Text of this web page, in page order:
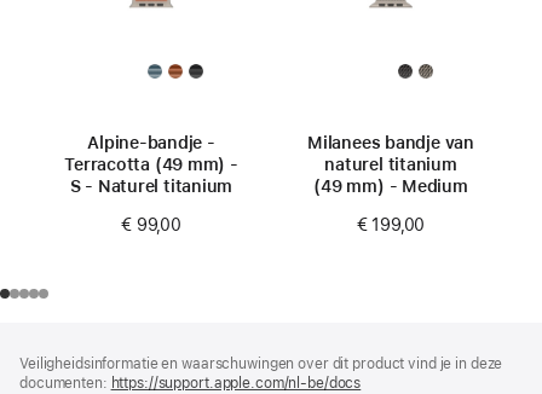
Alpine-bandje -
Terracotta (49 mm) -
S - Naturel titanium
€ 99,00
Milanees bandje van
naturel titanium
(49 mm) - Medium
€ 199,00
Veiligheidsinformatie en waarschuwingen over dit product vind je in deze
documenten: https://support.apple.com/nl-be/docs